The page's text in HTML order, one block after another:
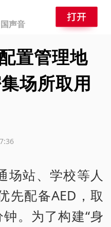
声音
置管理地
场所取用
场站、学校等人
先配备AED，取
。为了构建“身